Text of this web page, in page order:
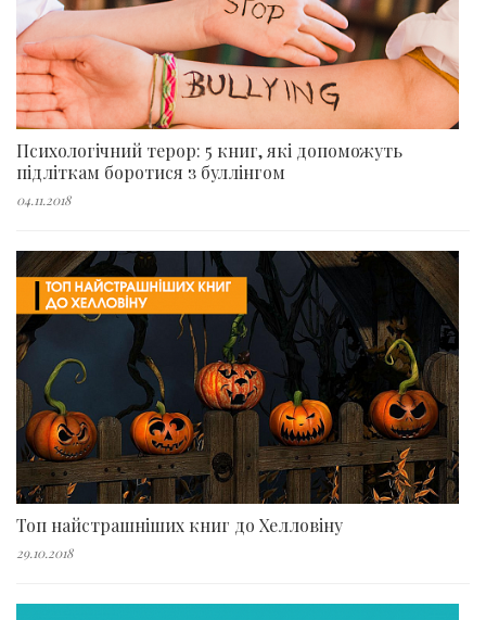
Психологічний терор: 5 книг, які допоможуть
підліткам боротися з буллінгом
04.11.2018
Топ найстрашніших книг до Хелловіну
29.10.2018